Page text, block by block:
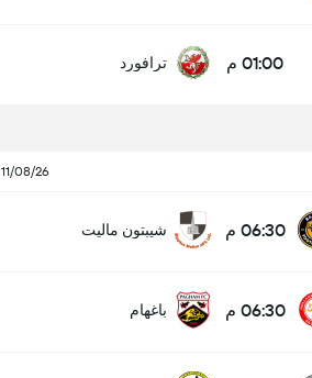
01:00 م ترافورد
11/08/26
06:30 م شيبتون ماليت
06:30 م باغهام